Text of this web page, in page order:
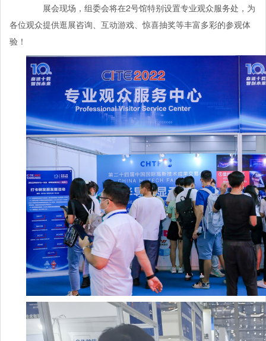
展会现场，组委会将在2号馆特别设置专业观众服务处，为
各位观众提供逛展咨询、互动游戏、惊喜抽奖等丰富多彩的参观体
验！